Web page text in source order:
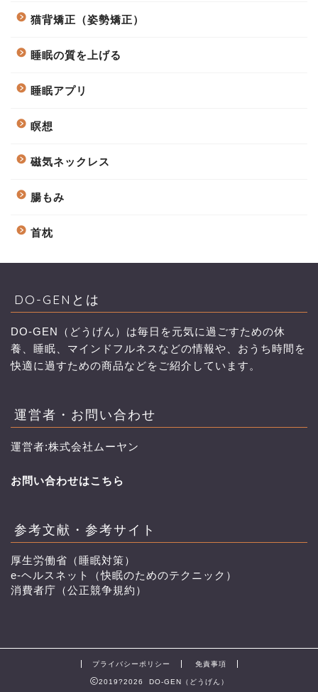
猫背矯正（姿勢矯正）
睡眠の質を上げる
睡眠アプリ
瞑想
磁気ネックレス
腸もみ
首枕
DO-GENとは
DO-GEN（どうげん）は毎日を元気に過ごすための休
養、睡眠、マインドフルネスなどの情報や、おうち時間を
快適に過すための商品などをご紹介しています。
運営者・お問い合わせ
運営者:株式会社ムーヤン
お問い合わせはこちら
参考文献・参考サイト
厚生労働省（睡眠対策）
e-ヘルスネット（快眠のためのテクニック）
消費者庁（公正競争規約）
プライバシーポリシー 免責事項
2019?2026 DO-GEN（どうげん）